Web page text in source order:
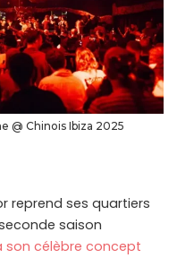
@ Chinois Ibiza 2025
reprend ses quartiers
saison
son célèbre concept